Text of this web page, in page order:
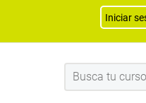
Iniciar